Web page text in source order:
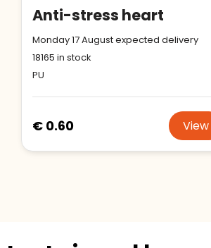
Anti-stress heart
Monday 17 August expected delivery
18165 in stock
PU
€ 0.60 View